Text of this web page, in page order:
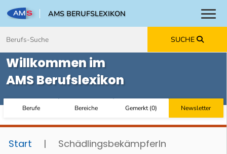
AMS BERUFSLEXIKON
SUCHE
Willkommen im
AMS Berufslexikon
Berufe Bereiche Gemerkt(0) Newsletter
Start | SchädlingsbekämpferIn